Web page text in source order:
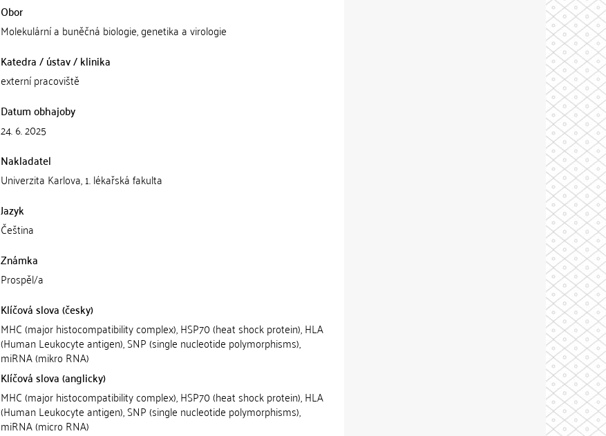
Obor
Molekulární a buněčná biologie, genetika a virologie
Katedra / ústav / klinika
externí pracoviště
Datum obhajoby
24. 6. 2025
Nakladatel
Univerzita Karlova, 1. lékařská fakulta
Jazyk
Čeština
Známka
Prospěl/a
Klíčová slova (česky)
MHC (major histocompatibility complex), HSP70 (heat shock protein), HLA
(Human Leukocyte antigen), SNP (single nucleotide polymorphisms),
miRNA (mikro RNA)
Klíčová slova (anglicky)
MHC (major histocompatibility complex), HSP70 (heat shock protein), HLA
(Human Leukocyte antigen), SNP (single nucleotide polymorphisms),
miRNA (micro RNA)